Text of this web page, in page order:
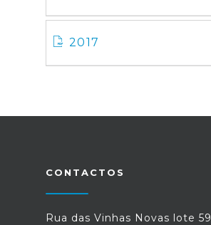
2017
CONTACTOS
Rua das Vinhas Novas lote 59